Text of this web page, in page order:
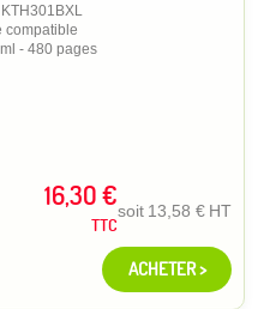
compatible
- 480 pages
16,30 €
TTC
soit 13,58 € HT
ACHETER >